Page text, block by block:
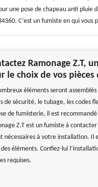
une pose de chapeau anti pluie
C’est un fumiste en qui
Ramonage Z.T,
le choix de vos
éléments seront
de sécurité, le tubage, les codes
de fumisterie, il est
Z.T est un fumiste à
nécessaires à votre installation. Il
éléments. Confiez-lui
requises.